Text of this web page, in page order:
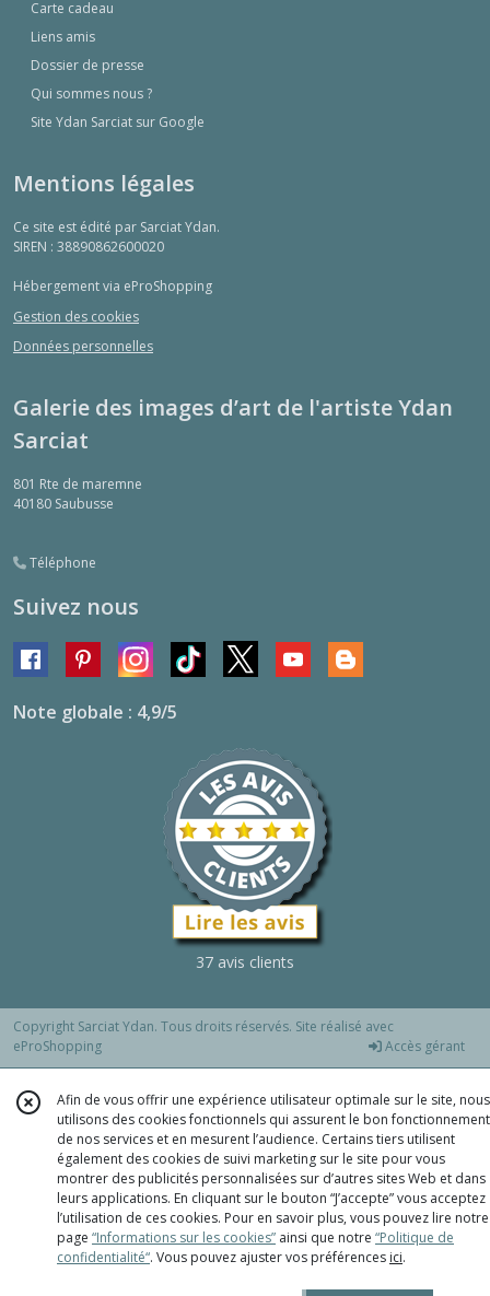
Carte cadeau
Liens amis
Dossier de presse
Qui sommes nous ?
Site Ydan Sarciat sur Google
Mentions légales
Ce site est édité par Sarciat Ydan.
SIREN : 38890862600020
Hébergement via eProShopping
Gestion des cookies
Données personnelles
Galerie des images d’art de l'artiste Ydan
Sarciat
801 Rte de maremne
40180 Saubusse
Téléphone
Suivez nous
Note globale : 4,9/5
37 avis clients
Copyright Sarciat Ydan. Tous droits réservés. Site réalisé avec
eProShopping
Accès gérant
Afin de vous offrir une expérience utilisateur optimale sur le site, nous
utilisons des cookies fonctionnels qui assurent le bon fonctionnement
de nos services et en mesurent l’audience. Certains tiers utilisent
également des cookies de suivi marketing sur le site pour vous
montrer des publicités personnalisées sur d’autres sites Web et dans
leurs applications. En cliquant sur le bouton “J’accepte” vous acceptez
l’utilisation de ces cookies. Pour en savoir plus, vous pouvez lire notre
page “Informations sur les cookies” ainsi que notre “Politique de
confidentialité“. Vous pouvez ajuster vos préférences ici.